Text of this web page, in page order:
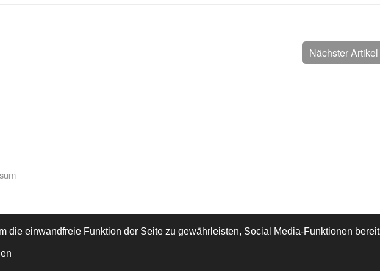
Nächster
die einwandfreie Funktion der Seite zu gewährleisten, Social Media-Funktionen